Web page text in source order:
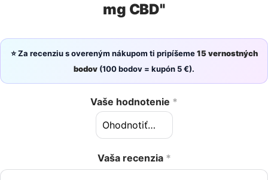
mg CBD"
⭐ Za recenziu s overeným nákupom ti pripíšeme15 vernostných
bodov (100 bodov = kupón 5 €).
Vaše hodnotenie *
Vaša recenzia *